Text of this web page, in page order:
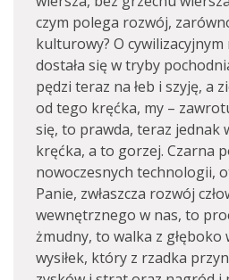
czym polega rozwój,
kulturowy? O
dostała się w tryby
pędzi teraz na łeb i szyję, a
od tego kręćka, my –
się, to prawda, teraz jednak
kręćka, a to gorzej. Czarna
nowoczesnych technologii,
Panie, zwłaszcza rozwój
wewnętrznego w nas, to
żmudny, to walka z
wysiłek, który z rzadka